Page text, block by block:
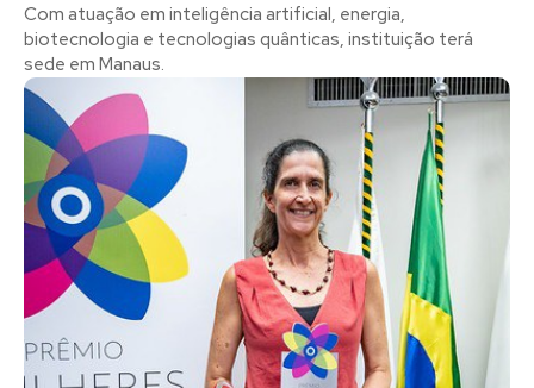
Com atuação em inteligência artificial, energia,
biotecnologia e tecnologias quânticas, instituição terá
sede em Manaus.